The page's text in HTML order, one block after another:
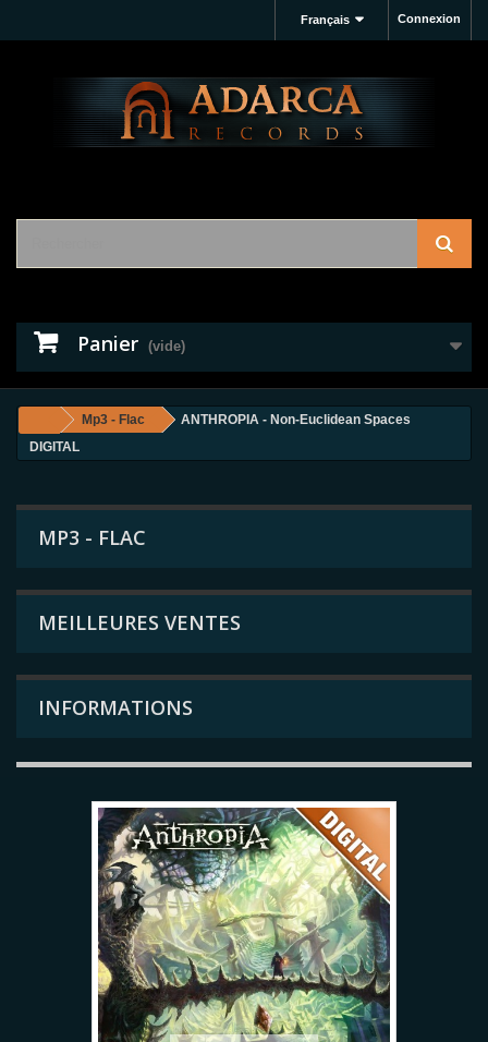
Connexion
Français
Panier (vide)
Mp3 - Flac
ANTHROPIA - Non-Euclidean Spaces
DIGITAL
MP3 - FLAC
MEILLEURES VENTES
INFORMATIONS